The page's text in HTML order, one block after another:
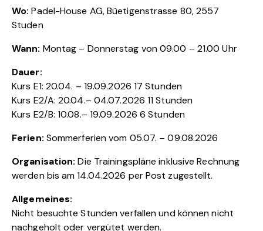
Wo:Padel-House AG, Büetigenstrasse 80, 2557
Studen
Wann: Montag – Donnerstag von 09.00 – 21.00 Uhr
Dauer:
Kurs E1: 20.04. – 19.09.2026 17 Stunden
Kurs E2/A: 20.04.– 04.07.2026 11 Stunden
Kurs E2/B: 10.08.– 19.09.2026 6 Stunden
Ferien: Sommerferien vom 05.07. – 09.08.2026
Organisation: Die Trainingspläne inklusive Rechnung
werden bis am 14.04.2026 per Post zugestellt.
Allgemeines:
Nicht besuchte Stunden verfallen und können nicht
nachgeholt oder vergütet werden.